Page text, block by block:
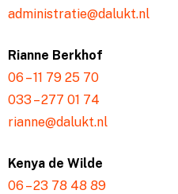
administratie@dalukt.nl
Rianne Berkhof
06 – 11 79 25 70
033 – 277 01 74
rianne@dalukt.nl
Kenya de Wilde
06 – 23 78 48 89